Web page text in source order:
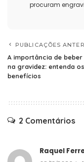
procuram
PUBLICAÇÕES
A importância de
na gravidez: entenda os
benefícios
2 Comentários
Raquel